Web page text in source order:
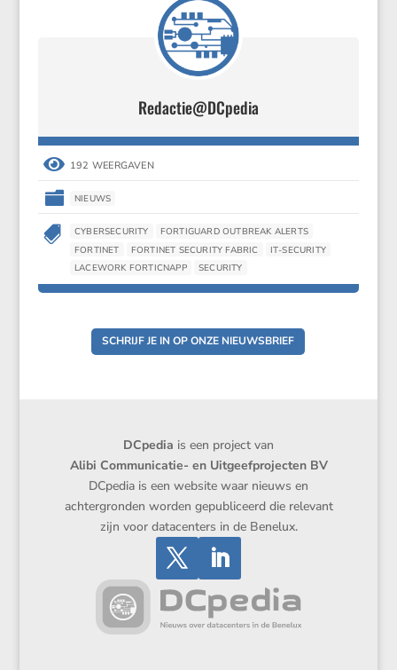
Redactie@DCpedia
 192 WEERGAVEN
 NIEUWS
 CYBERSECURITY
FORTIGUARD OUTBREAK ALERTS
FORTINET
FORTINET SECURITY FABRIC
IT-SECURITY
LACEWORK FORTICNAPP
SECURITY
SCHRIJF JE IN OP ONZE NIEUWSBRIEF
DCpedia is een project van
Alibi Communicatie- en Uitgeefprojecten BV
DCpedia is een website waar nieuws en
achtergronden worden gepubliceerd die relevant
zijn voor datacenters in de Benelux.